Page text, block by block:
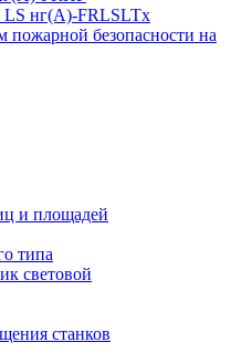
LS нг(A)-FRLSLTx
пожарной безопасности на
и площадей
типа
световой
станков